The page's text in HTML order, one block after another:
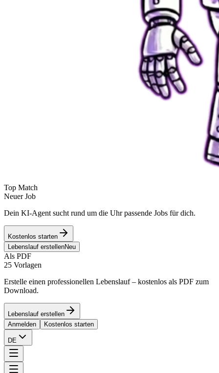
Top Match
Neuer Job
Dein KI-Agent sucht rund um die Uhr passende Jobs für dich.
Kostenlos starten
Lebenslauf erstellenNeu
Als PDF
25 Vorlagen
Erstelle einen professionellen Lebenslauf – kostenlos als PDF zum
Download.
Lebenslauf erstellen
Anmelden
Kostenlos starten
DE